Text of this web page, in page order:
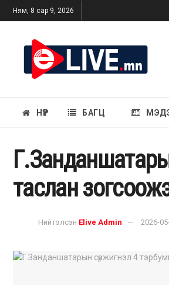
Ням, 8 сар 9, 2026
НҮҮР БАГЦ
таслан
Нийтэлсэн Elive Admin 2026-